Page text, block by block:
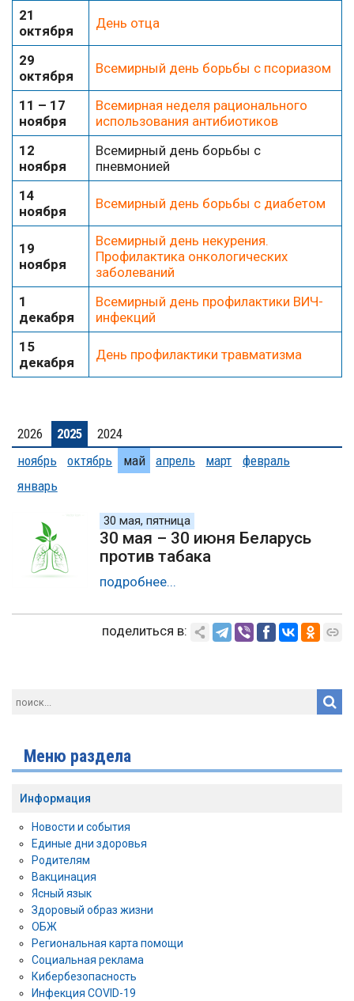
21
октября
День отца
29
октября
Всемирный день борьбы с псориазом
11 – 17
ноября
Всемирная неделя рационального
использования антибиотиков
12
ноября
Всемирный день борьбы с
пневмонией
14
ноября
Всемирный день борьбы с диабетом
19
ноября
Всемирный день некурения.
Профилактика онкологических
заболеваний
1
декабря
Всемирный день профилактики ВИЧ-
инфекций
15
декабря
День профилактики травматизма
2026 2025
2024
ноябрь
октябрь май апрель март
февраль
январь
30 мая, пятница
30 мая – 30 июня Беларусь
против табака
подробнее...
поделиться в:
Меню раздела
Информация
Новости и события
Единые дни здоровья
Родителям
Вакцинация
Ясный язык
Здоровый образ жизни
ОБЖ
Региональная карта помощи
Социальная реклама
Кибербезопасность
Инфекция COVID-19